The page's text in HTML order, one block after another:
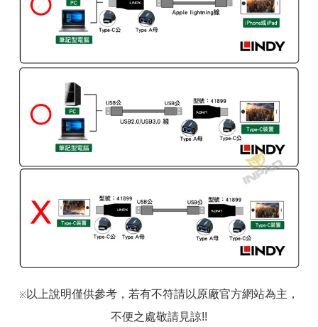
※ 以上說明僅供參考，若有不符請以原廠官方網站為主，
不便之處敬請見諒!!